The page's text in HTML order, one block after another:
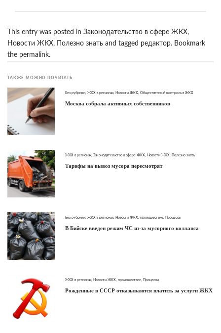
This entry was posted in Законодательство в сфере ЖКХ,
Новости ЖКХ, Полезно знать and tagged редактор. Bookmark
the permalink.
ТАКЖЕ МОЖНО ПОЧИТАТЬ
Без рубрики ЖКХ в регионах Новости ЖКХ Общественный контроль в ЖКХ
Москва собрала активных собственников
ЖКХ в регионах Законодательство в сфере ЖКХ Новости ЖКХ Полезно знать
Тарифы на вывоз мусора пересмотрят
Без рубрики ЖКХ в регионах Новости ЖКХ происшествие Процессы
В Бийске введен режим ЧС из-за мусорного коллапса
ЖКХ в регионах Новости ЖКХ происшествие Процессы
Рожденные в СССР отказываются платить за услуги ЖКХ